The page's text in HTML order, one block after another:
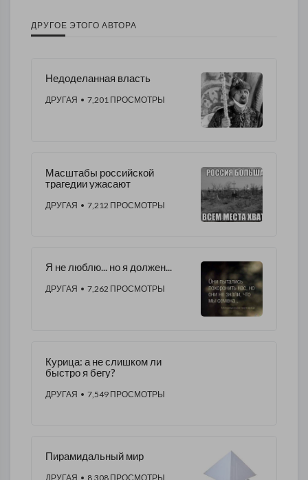
ДРУГОЕ ЭТОГО АВТОРА
Недоделанная власть
ДРУГАЯ • 7,201 ПРОСМОТРЫ
Масштабы российской
трагедии ужасают
ДРУГАЯ • 7,212 ПРОСМОТРЫ
Я не люблю... но я должен...
ДРУГАЯ • 7,262 ПРОСМОТРЫ
Курица: а не слишком ли
быстро я бегу?
ДРУГАЯ • 7,549 ПРОСМОТРЫ
Пирамидальный мир
ДРУГАЯ • 8,308 ПРОСМОТРЫ